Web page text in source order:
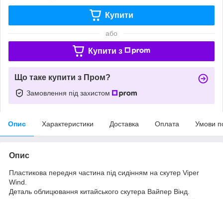
Купити
або
Купити з
Що таке купити з Пром?
Замовлення під захистом
Опис Характеристики Доставка Оплата Умови
Опис
Пластикова передня частина під сидінням на скутер Viper
Wind.
Деталь облицювання китайського скутера Вайпер Вінд.